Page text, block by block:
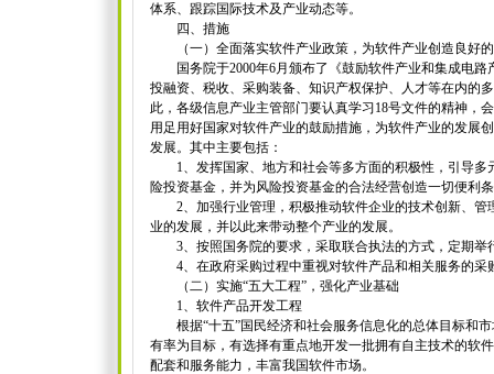
体系、跟踪国际技术及产业动态等。
四、措施
（一）全面落实软件产业政策，为软件产业创造良好
国务院于2000年6月颁布了《鼓励软件产业和集成电路
投融资、税收、采购装备、知识产权保护、人才等在内的
此，各级信息产业主管部门要认真学习18号文件的精神，
用足用好国家对软件产业的鼓励措施，为软件产业的发展
发展。其中主要包括：
1、发挥国家、地方和社会等多方面的积极性，引导多
险投资基金，并为风险投资基金的合法经营创造一切便利
2、加强行业管理，积极推动软件企业的技术创新、管
业的发展，并以此来带动整个产业的发展。
3、按照国务院的要求，采取联合执法的方式，定期举
4、在政府采购过程中重视对软件产品和相关服务的采
（二）实施“五大工程”，强化产业基础
1、软件产品开发工程
根据“十五”国民经济和社会服务信息化的总体目标和市
有率为目标，有选择有重点地开发一批拥有自主技术的软
配套和服务能力，丰富我国软件市场。